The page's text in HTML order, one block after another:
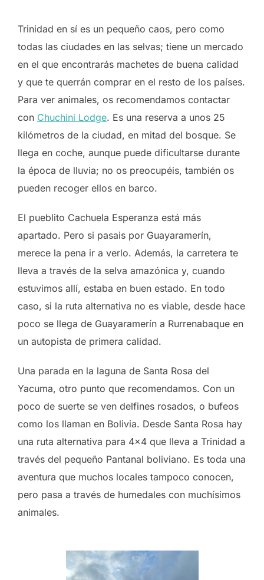
Trinidad en sí es un pequeño caos, pero como
todas las ciudades en las selvas; tiene un mercado
en el que encontrarás machetes de buena calidad
y que te querrán comprar en el resto de los países.
Para ver animales, os recomendamos contactar
con Chuchini Lodge. Es una reserva a unos 25
kilómetros de la ciudad, en mitad del bosque. Se
llega en coche, aunque puede dificultarse durante
la época de lluvia; no os preocupéis, también os
pueden recoger ellos en barco.
El pueblito Cachuela Esperanza está más
apartado. Pero si pasais por Guayaramerín,
merece la pena ir a verlo. Además, la carretera te
lleva a través de la selva amazónica y, cuando
estuvimos allí, estaba en buen estado. En todo
caso, si la ruta alternativa no es viable, desde hace
poco se llega de Guayaramerín a Rurrenabaque en
un autopista de primera calidad.
Una parada en la laguna de Santa Rosa del
Yacuma, otro punto que recomendamos. Con un
poco de suerte se ven delfines rosados, o bufeos
como los llaman en Bolivia. Desde Santa Rosa hay
una ruta alternativa para 4×4 que lleva a Trinidad a
través del pequeño Pantanal boliviano. Es toda una
aventura que muchos locales tampoco conocen,
pero pasa a través de humedales con muchísimos
animales.